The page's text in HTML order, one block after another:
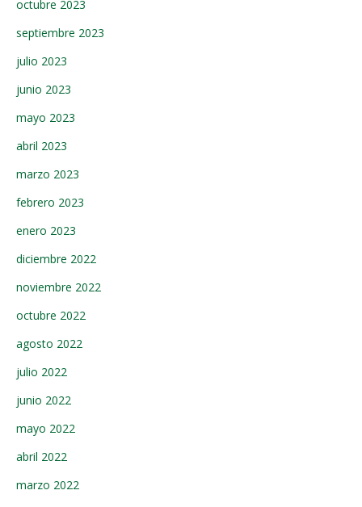
octubre 2023
septiembre 2023
julio 2023
junio 2023
mayo 2023
abril 2023
marzo 2023
febrero 2023
enero 2023
diciembre 2022
noviembre 2022
octubre 2022
agosto 2022
julio 2022
junio 2022
mayo 2022
abril 2022
marzo 2022